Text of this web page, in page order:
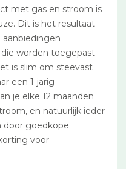
met gas en stroom is
Dit is het resultaat
aanbiedingen
worden toegepast
is slim om steevast
een 1-jarig
je elke 12 maanden
en natuurlijk ieder
door goedkope
voor